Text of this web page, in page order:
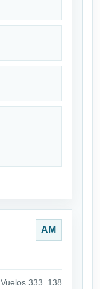
AM
Vuelos 333_138